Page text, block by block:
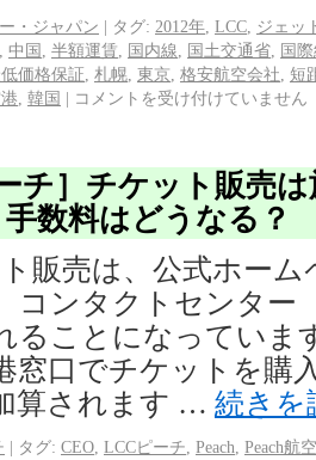
・ジャパン | タグ: 2012年 LCC
ジェッ
中国 半額運賃 国内線 国土交通省
国
価格保証 札幌 東京 格安航空会社
短
韓国 | コメントを受け付けていません
ーチ］チケット販売
数料はどうなる？
販売は、公式ホー
コンタクトセンター
ることになっていま
窓口でチケットを購
算されます … 続き
| タグ: CEO LCCピーチ Peach Peach航空